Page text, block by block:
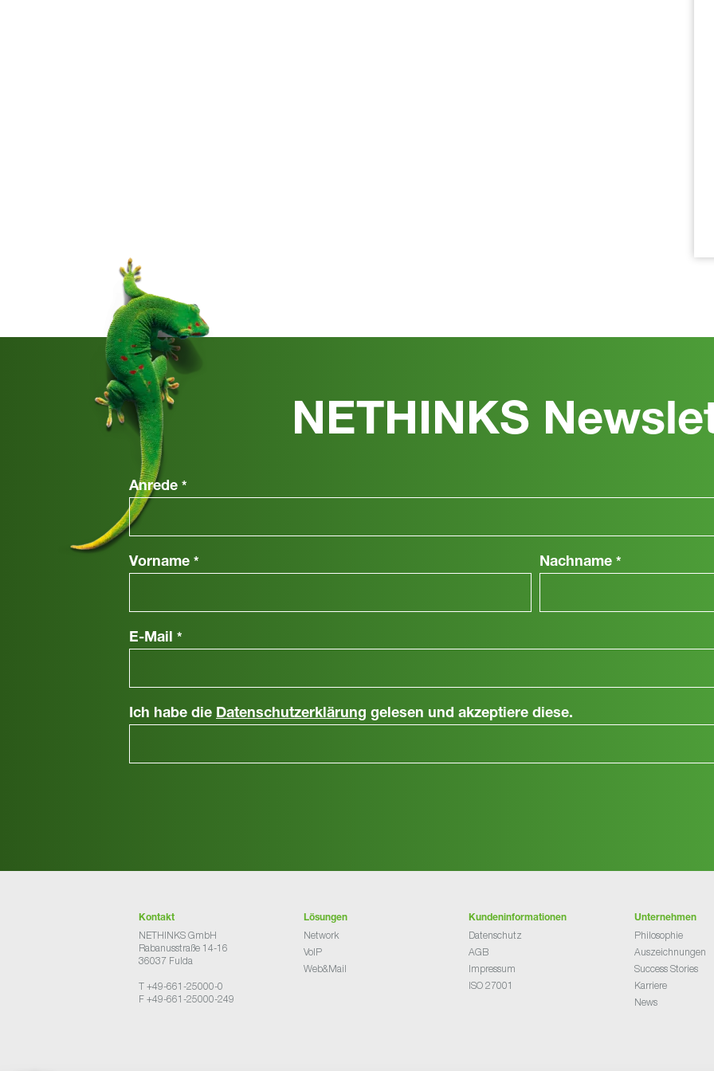
NETHINKS
Anrede *
Vorname * Nachname *
E-Mail *
Ich habe die Datenschutzerklärung gelesen und akzeptiere diese.
Kontakt
NETHINKS GmbH
Rabanusstraße 14-16
36037 Fulda
T +49-661-25000-0
F +49-661-25000-249
Lösungen
Network
VoIP
Web&Mail
Kundeninformationen
Datenschutz
AGB
Impressum
ISO 27001
Unternehmen
Philosophie
Auszeichnungen
Success Stories
Karriere
News